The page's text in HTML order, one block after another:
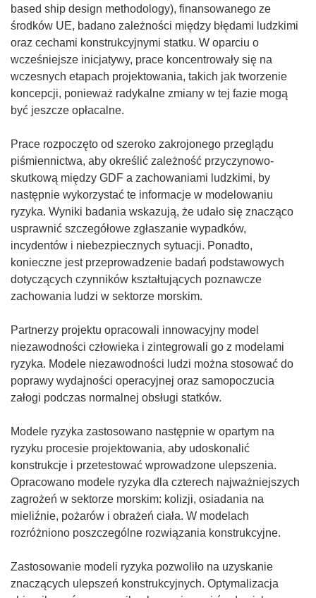
o
d
n
o
ś
n
o
t
w
o
r
z
y
s
i
ę
n
o
w
y
m
k
n
i
e
)
based ship design methodology), finansowanego ze
środków UE, badano zależności między błędami ludzkimi
oraz cechami konstrukcyjnymi statku. W oparciu o
wcześniejsze inicjatywy, prace koncentrowały się na
wczesnych etapach projektowania, takich jak tworzenie
koncepcji, ponieważ radykalne zmiany w tej fazie mogą
być jeszcze opłacalne.
Prace rozpoczęto od szeroko zakrojonego przeglądu
piśmiennictwa, aby określić zależność przyczynowo-
skutkową między GDF a zachowaniami ludzkimi, by
następnie wykorzystać te informacje w modelowaniu
ryzyka. Wyniki badania wskazują, że udało się znacząco
usprawnić szczegółowe zgłaszanie wypadków,
incydentów i niebezpiecznych sytuacji. Ponadto,
konieczne jest przeprowadzenie badań podstawowych
dotyczących czynników kształtujących poznawcze
zachowania ludzi w sektorze morskim.
Partnerzy projektu opracowali innowacyjny model
niezawodności człowieka i zintegrowali go z modelami
ryzyka. Modele niezawodności ludzi można stosować do
poprawy wydajności operacyjnej oraz samopoczucia
załogi podczas normalnej obsługi statków.
Modele ryzyka zastosowano następnie w opartym na
ryzyku procesie projektowania, aby udoskonalić
konstrukcje i przetestować wprowadzone ulepszenia.
Opracowano modele ryzyka dla czterech najważniejszych
zagrożeń w sektorze morskim: kolizji, osiadania na
mieliźnie, pożarów i obrażeń ciała. W modelach
rozróżniono poszczególne rozwiązania konstrukcyjne.
Zastosowanie modeli ryzyka pozwoliło na uzyskanie
znaczących ulepszeń konstrukcyjnych. Optymalizacja